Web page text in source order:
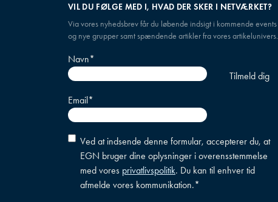
VIL DU FØLGE MED I, HVAD DER SKER I NETVÆRKET?
Via vores nyhedsbrev får du løbende indsigt i kommende events
og nye grupper samt spændende artikler fra vores artikelunivers.
Navn*
Email*
Accepter
betingelser*
Ved at indsende denne formular, accepterer du, at
EGN bruger dine oplysninger i overensstemmelse
med vores privatlivspolitik. Du kan til enhver tid
afmelde vores kommunikation.*